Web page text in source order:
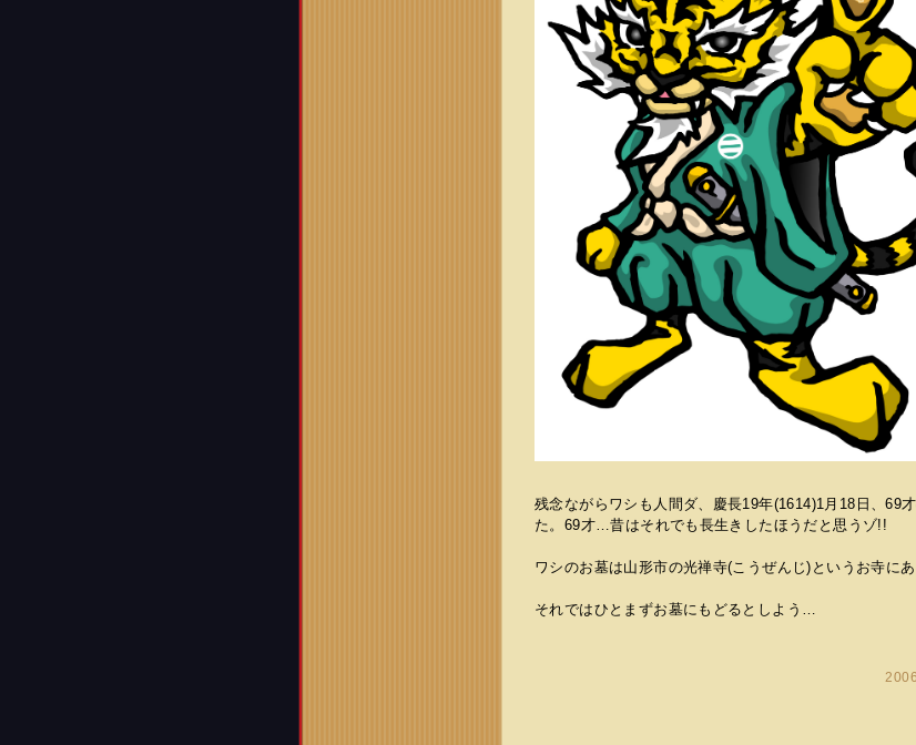
残念ながらワシも人間ダ、慶長19年(1614)1月18日、69
た。69才…昔はそれでも長生きしたほうだと思うゾ!!
ワシのお墓は山形市の光禅寺(こうぜんじ)というお寺に
それではひとまずお墓にもどるとしよう…